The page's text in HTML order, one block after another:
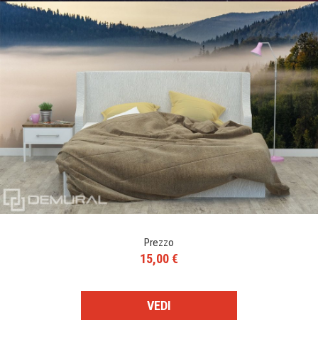
Prezzo
15,00 €
VEDI